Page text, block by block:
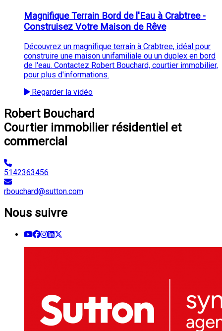
Magnifique Terrain Bord de l'Eau à Crabtree -
Construisez Votre Maison de Rêve
Découvrez un magnifique terrain à Crabtree, idéal pour
construire une maison unifamiliale ou un duplex en bord
de l'eau. Contactez Robert Bouchard, courtier immobilier,
pour plus d'informations.
Regarder la vidéo
Robert Bouchard
Courtier immobilier résidentiel et
commercial
5142363456
rbouchard@sutton.com
Nous suivre